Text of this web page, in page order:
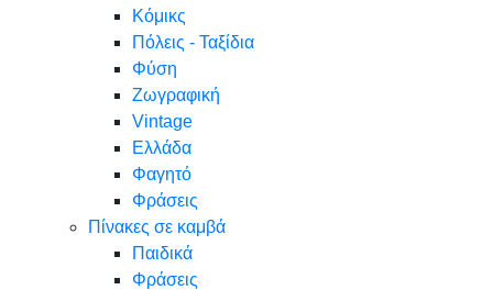
Κόμικς
Πόλεις - Ταξίδια
Φύση
Ζωγραφική
Vintage
Ελλάδα
Φαγητό
Φράσεις
Πίνακες σε καμβά
Παιδικά
Φράσεις